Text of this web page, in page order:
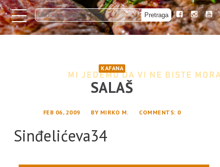
KAFANA
SALAŠ
FEB 06, 2009 BY MIRKO M. COMMENTS: 0
Sinđelićeva34